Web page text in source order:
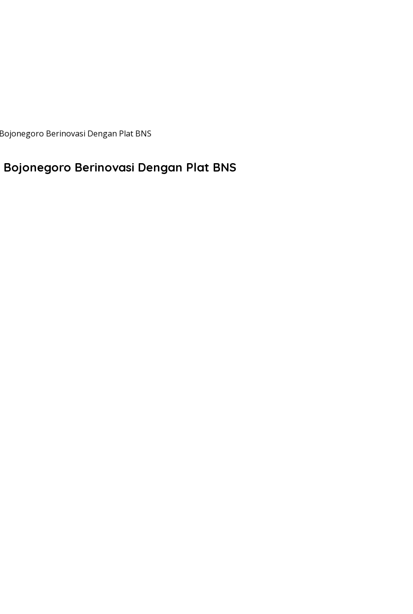
Berinovasi Dengan Plat BNS
Berinovasi Dengan Plat BNS